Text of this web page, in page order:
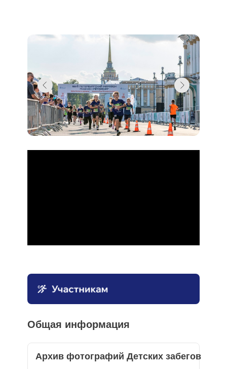
Общая информация
Архив фотографий Детских забегов